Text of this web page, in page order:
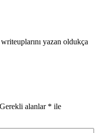
yazan oldukça
Gerekli alanlar * ile